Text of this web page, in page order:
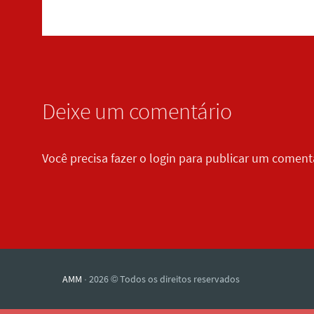
Deixe um comentário
Você precisa fazer o login para publicar um
AMM · 2026 © Todos os direitos reservados